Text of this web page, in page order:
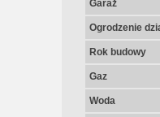
Garaż
Ogrodzenie
Rok budowy
Gaz
Woda